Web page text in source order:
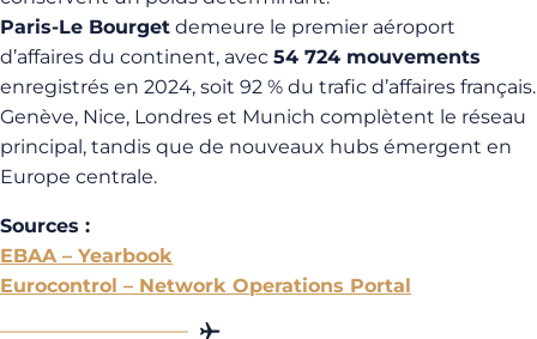
Paris-Le Bourget demeure le premier aéroport
d’affaires du continent, avec 54 724 mouvements
enregistrés en 2024, soit 92 % du trafic d’affaires français.
Genève, Nice, Londres et Munich complètent le réseau
principal, tandis que de nouveaux hubs émergent en
Europe centrale.
Sources :
EBAA – Yearbook
Eurocontrol – Network Operations Portal